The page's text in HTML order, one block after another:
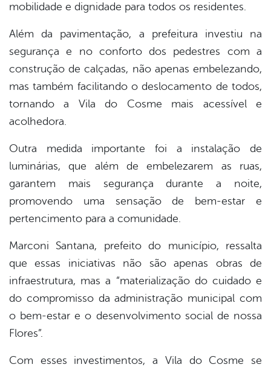
mobilidade e dignidade para todos os residentes.
Além da pavimentação, a prefeitura investiu na
segurança e no conforto dos pedestres com a
construção de calçadas, não apenas embelezando,
mas também facilitando o deslocamento de todos,
tornando a Vila do Cosme mais acessível e
acolhedora.
Outra medida importante foi a instalação de
luminárias, que além de embelezarem as ruas,
garantem mais segurança durante a noite,
promovendo uma sensação de bem-estar e
pertencimento para a comunidade.
Marconi Santana, prefeito do município, ressalta
que essas iniciativas não são apenas obras de
infraestrutura, mas a “materialização do cuidado e
do compromisso da administração municipal com
o bem-estar e o desenvolvimento social de nossa
Flores”.
Com esses investimentos, a Vila do Cosme se